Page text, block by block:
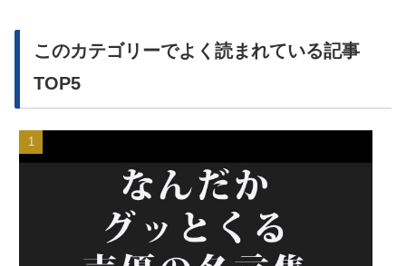
このカテゴリーでよく読まれている記事
TOP5